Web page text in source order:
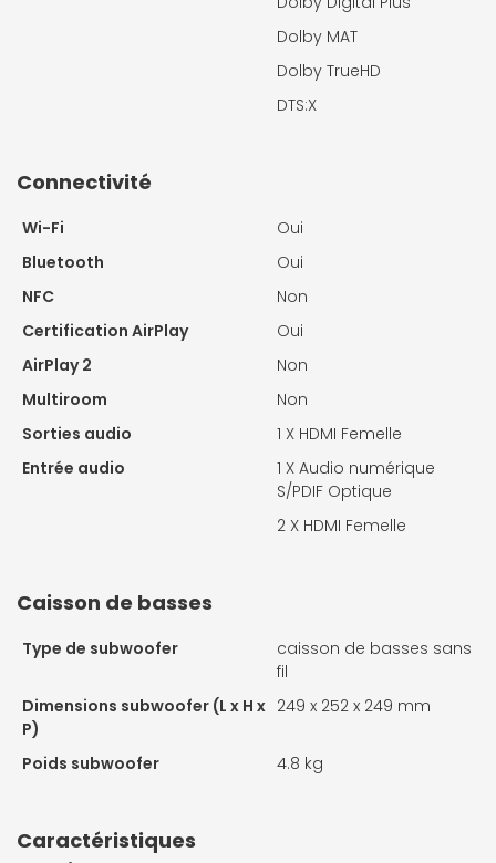
Dolby MAT
Dolby TrueHD
DTS:X
Connectivité
Wi-Fi
Oui
Bluetooth
Oui
NFC
Non
Certification AirPlay
Oui
AirPlay 2
Non
Multiroom
Non
Sorties audio
1 X HDMI Femelle
Entrée audio
1 X Audio numérique
S/PDIF Optique
2 X HDMI Femelle
Caisson de basses
Type de subwoofer
caisson de basses sans
fil
Dimensions subwoofer (L x H x
P)
249 x 252 x 249 mm
Poids subwoofer 4.8 kg
Caractéristiques